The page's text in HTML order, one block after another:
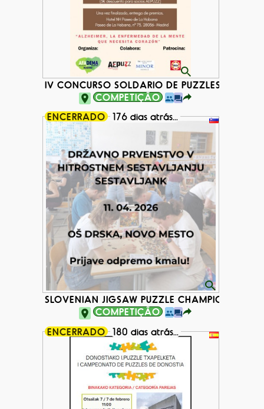
IV CONCURSO SOLDARIO DE PUZZLES
COMPETIÇÃO
ENCERRADO
176 dias atrás...
SLOVENIAN JIGSAW PUZZLE CHAMPIONSHIP
COMPETIÇÃO
ENCERRADO
180 dias atrás...